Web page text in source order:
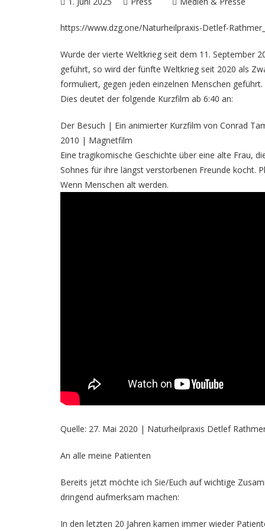
https://www.dzg.one/Naturheilpraxis-Detlef-
Wurde der vierte Weltkrieg seit dem 11. September
geführt, so wird der fünfte Weltkrieg seit 2020 als
formuliert, gegen jeden einzelnen Menschen
Dies deutet der folgende Kurzfilm ab 6:40 an:
Der Besuch | Ein animierter Kurzfilm von Conrad
2010 | Magnetfilm
Eine tragikomische Geschichte über eine alte Frau,
Sohnes für ihre längst verstorbenen Freunde kocht.
Wenn Menschen alt werden.
Quelle: 27. Mai 2020 | Naturheilpraxis Detlef
An alle meine Patienten
Bereits jetzt möchte ich Sie/Euch auf wichtige
dringend aufmerksam machen:
In den letzten 20 Jahren kamen immer wieder